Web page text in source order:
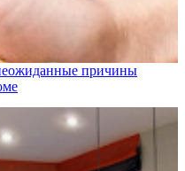
причины